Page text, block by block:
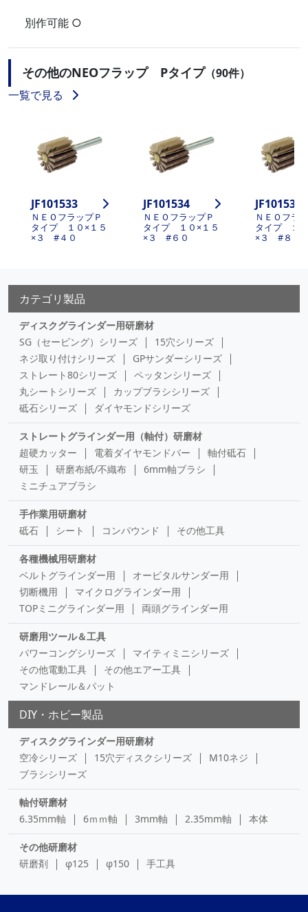
別作可能 ○
その他のNEOフラップ Pタイプ（90件）
一覧で見る
JF101533
ＮＥＯフラップＰ
タイプ １０×１５
×３ #４０
JF101534
ＮＥＯフラップＰ
タイプ １０×１５
×３ #６０
JF101535
ＮＥＯフラ
タイプ １
×３ #８０
カテゴリ製品
ディスクグラインダー用研磨材
SG（セービング）シリーズ
15穴シリーズ
ネジ取り付けシリーズ
GPサンダーシリーズ
ストレート80シリーズ
ペッタンシリーズ
丸シートシリーズ
カップブラシシリーズ
砥石シリーズ
ダイヤモンドシリーズ
ストレートグラインダー用（軸付）研磨材
超硬カッター
電着ダイヤモンドバー
軸付砥石
研玉
研磨布紙/不織布
6mm軸ブラシ
ミニチュアブラシ
手作業用研磨材
砥石
シート コンパウンド その他工具
各種機械用研磨材
ベルトグラインダー用
オービタルサンダー用
切断機用
マイクログラインダー用
TOPミニグラインダー用
両頭グラインダー用
研磨用ツール＆工具
パワーコングシリーズ
マイティミニシリーズ
その他電動工具
その他エアー工具
マンドレール＆パット
DIY・ホビー製品
ディスクグラインダー用研磨材
空冷シリーズ
15穴ディスクシリーズ
M10ネジ
ブラシシリーズ
軸付研磨材
6.35mm軸
6ｍｍ軸 3mm軸 2.35mm軸 本体
その他研磨材
研磨剤
φ125 φ150 手工具